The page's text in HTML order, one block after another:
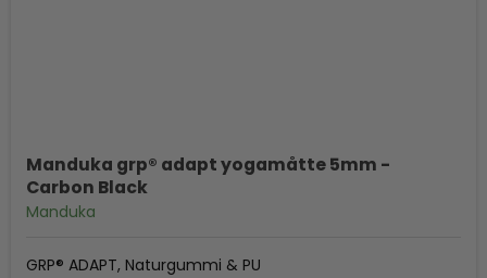
Manduka grp® adapt yogamåtte 5mm -
Carbon Black
Manduka
GRP® ADAPT, Naturgummi & PU